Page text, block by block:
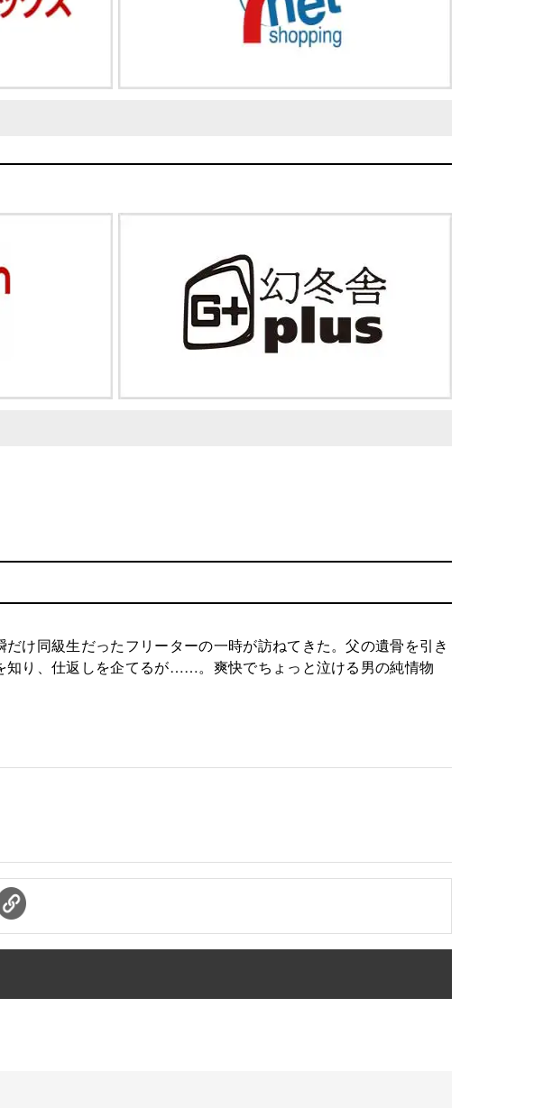
け同級生だったフリーターの一時が訪ねてきた。父の遺骨を引き
知り、仕返しを企てるが……。爽快でちょっと泣ける男の純情物